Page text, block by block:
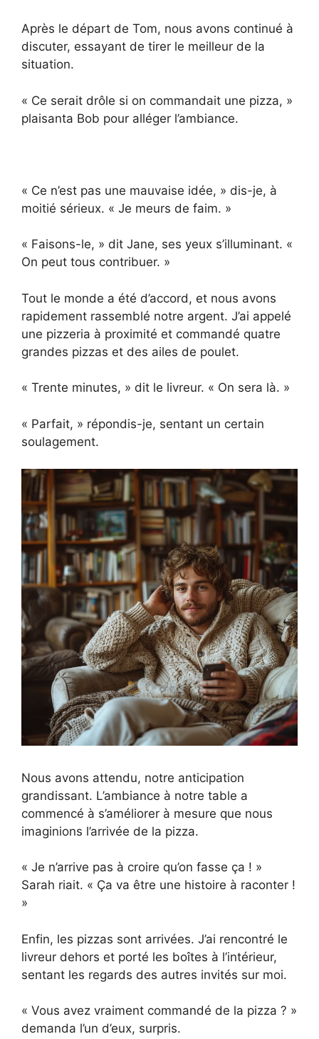
Après le départ de Tom, nous avons continué à
discuter, essayant de tirer le meilleur de la
situation.
« Ce serait drôle si on commandait une pizza, »
plaisanta Bob pour alléger l’ambiance.
« Ce n’est pas une mauvaise idée, » dis-je, à
moitié sérieux. « Je meurs de faim. »
« Faisons-le, » dit Jane, ses yeux s’illuminant. «
On peut tous contribuer. »
Tout le monde a été d’accord, et nous avons
rapidement rassemblé notre argent. J’ai appelé
une pizzeria à proximité et commandé quatre
grandes pizzas et des ailes de poulet.
« Trente minutes, » dit le livreur. « On sera là. »
« Parfait, » répondis-je, sentant un certain
soulagement.
Nous avons attendu, notre anticipation
grandissant. L’ambiance à notre table a
commencé à s’améliorer à mesure que nous
imaginions l’arrivée de la pizza.
« Je n’arrive pas à croire qu’on fasse ça ! »
Sarah riait. « Ça va être une histoire à raconter !
»
Enfin, les pizzas sont arrivées. J’ai rencontré le
livreur dehors et porté les boîtes à l’intérieur,
sentant les regards des autres invités sur moi.
« Vous avez vraiment commandé de la pizza ? »
demanda l’un d’eux, surpris.